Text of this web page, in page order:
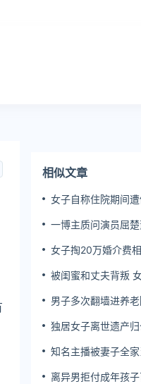
相似文章
女子自称住院期间
一博主质问演员屈
女子掏20万婚介费
被闺蜜和丈夫背叛
男子多次翻墙进养
独居女子离世遗产
知名主播被妻子全
离异男拒付成年孩